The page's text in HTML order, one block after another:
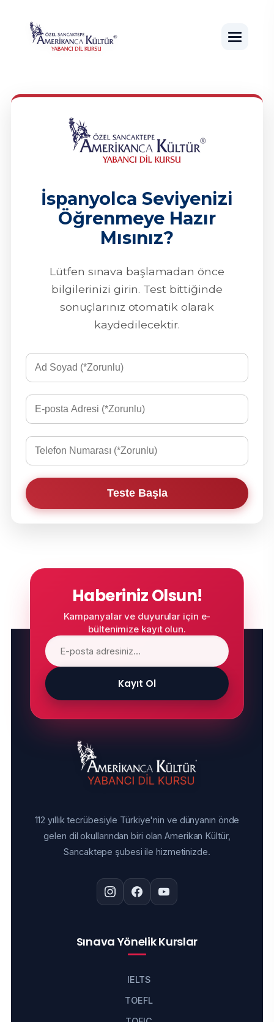
İspanyolca Seviyenizi
Öğrenmeye Hazır
Mısınız?
Lütfen sınava başlamadan önce
bilgilerinizi girin. Test bittiğinde
sonuçlarınız otomatik olarak
kaydedilecektir.
Teste Başla
Haberiniz Olsun!
Kampanyalar ve duyurular için e-
bültenimize kayıt olun.
Kayıt Ol
112 yıllık tecrübesiyle Türkiye'nin ve dünyanın önde
gelen dil okullarından biri olan Amerikan Kültür,
Sancaktepe şubesi ile hizmetinizde.
Sınava Yönelik Kurslar
IELTS
TOEFL